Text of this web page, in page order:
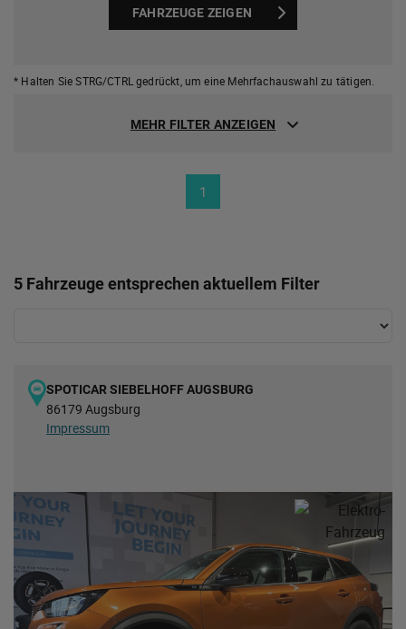
FAHRZEUGE ZEIGEN
* Halten Sie STRG/CTRL gedrückt, um eine Mehrfachauswahl zu tätigen.
MEHR FILTER ANZEIGEN
1
5 Fahrzeuge entsprechen aktuellem Filter
SPOTICAR SIEBELHOFF AUGSBURG
86179 Augsburg
Impressum